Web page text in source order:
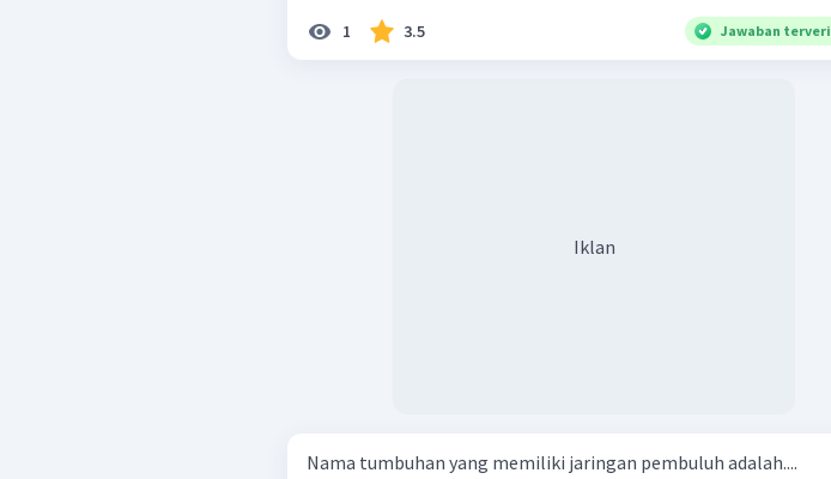
1 3.5 Jawaban
Iklan
Nama tumbuhan yang memiliki jaringan pembuluh adalah....